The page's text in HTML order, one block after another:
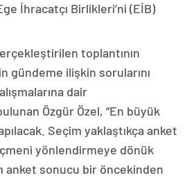
İhracatçı Birlikleri’ni (EİB)
toplantının
gündeme ilişkin sorularını
dair
Özgür Özel, “En büyük
Seçim yaklaştıkça anket
yönlendirmeye dönük
anket sonucu bir öncekinden